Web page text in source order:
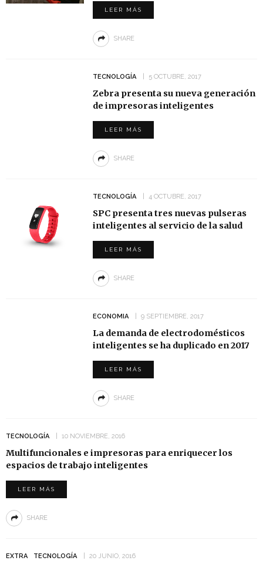
LEER MÁS
SHARE
TECNOLOGÍA 5 OCTUBRE, 2017
Zebra presenta su nueva generación
de impresoras inteligentes
LEER MÁS
SHARE
TECNOLOGÍA 4 OCTUBRE, 2017
SPC presenta tres nuevas pulseras
inteligentes al servicio de la salud
LEER MÁS
SHARE
ECONOMIA 9 SEPTIEMBRE, 2017
La demanda de electrodomésticos
inteligentes se ha duplicado en 2017
LEER MÁS
SHARE
TECNOLOGÍA 10 NOVIEMBRE, 2016
Multifuncionales e impresoras para enriquecer los
espacios de trabajo inteligentes
LEER MÁS
SHARE
EXTRA TECNOLOGÍA 20 JUNIO, 2016